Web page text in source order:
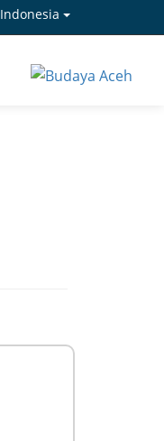
Indonesia